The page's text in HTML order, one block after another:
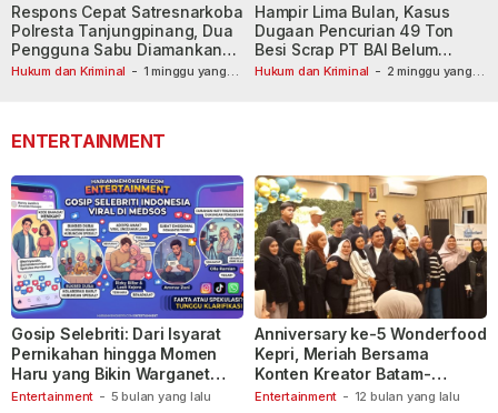
Hukum dan Kriminal - 1 minggu yang
Respons Cepat Satresnarkoba
Polresta Tanjungpinang, Dua
Pengguna Sabu Diamankan
Usai Dilaporkan ke Call Center
Hukum dan Kriminal - 2 minggu yang
Hampir Lima Bulan, Kasus
Dugaan Pencurian 49 Ton
Besi Scrap PT BAI Belum
Tetapkan Tersangka
ENTERTAINMENT
Entertainment - 5 bulan yang lalu
Gosip Selebriti: Dari Isyarat
Pernikahan hingga Momen
Haru yang Bikin Warganet
Berspekulasi
Entertainment - 12 bulan yang lalu
Anniversary ke-5 Wonderfood
Kepri, Meriah Bersama
Konten Kreator Batam-
Tanjungpinang